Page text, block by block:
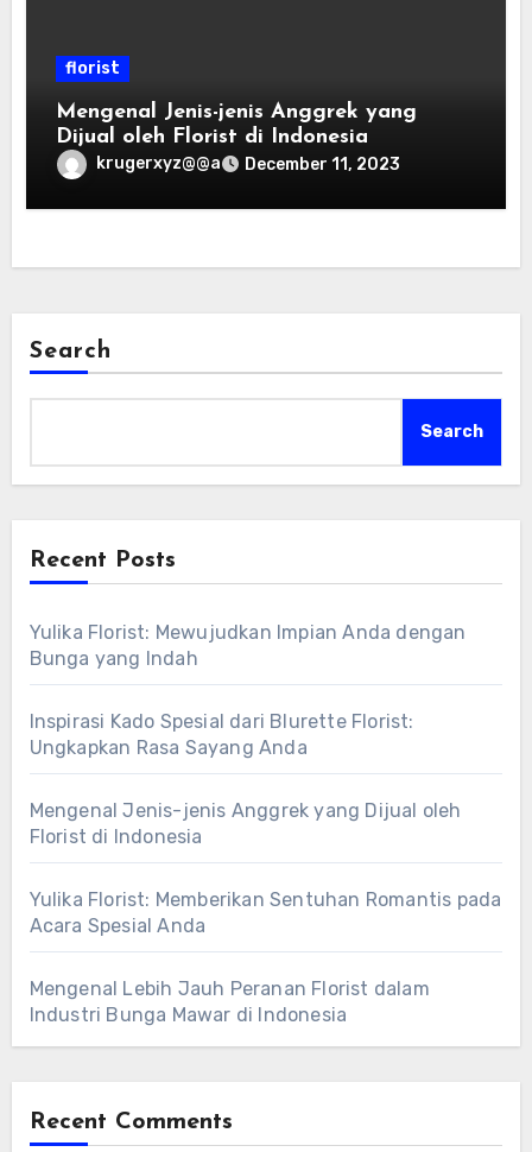
florist
Mengenal Jenis-jenis Anggrek yang
Dijual oleh Florist di Indonesia
krugerxyz@@a December 11, 2023
Search
Search
Recent Posts
Yulika Florist: Mewujudkan Impian Anda dengan
Bunga yang Indah
Inspirasi Kado Spesial dari Blurette Florist:
Ungkapkan Rasa Sayang Anda
Mengenal Jenis-jenis Anggrek yang Dijual oleh
Florist di Indonesia
Yulika Florist: Memberikan Sentuhan Romantis pada
Acara Spesial Anda
Mengenal Lebih Jauh Peranan Florist dalam
Industri Bunga Mawar di Indonesia
Recent Comments